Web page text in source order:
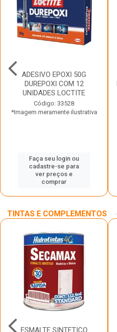
ADESIVO EPOXI 50G
DUREPOXI COM 12
UNIDADES LOCTITE
Código: 33528
*Imagem meramente ilustrativa
Faça seu login ou
cadastre-se para
ver preços e
comprar
TINTAS E COMPLEMENTOS
ESMALTE SINTETICO